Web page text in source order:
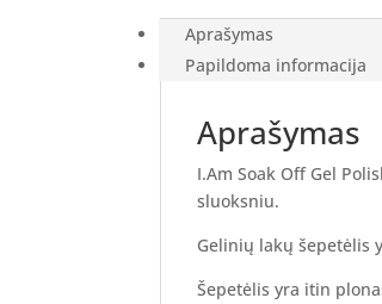
Funky
Fuchsia,
Aprašymas
Papildoma informacija
Aprašymas
I.Am Soak Off Gel
sluoksniu.
Gelinių lakų šepetėlis
Šepetėlis yra itin